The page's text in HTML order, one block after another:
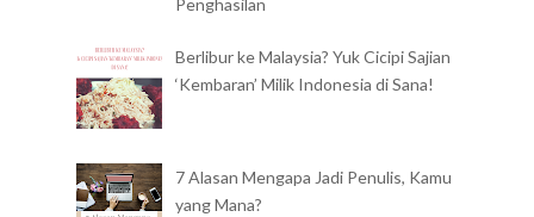
Penghasilan
Berlibur ke Malaysia? Yuk Cicipi Sajian
‘Kembaran’ Milik Indonesia di Sana!
7 Alasan Mengapa Jadi Penulis, Kamu
yang Mana?